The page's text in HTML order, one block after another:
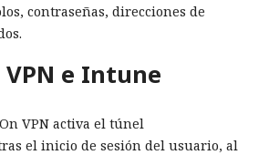
contraseñas, direcciones de
e Intune
VPN activa el túnel
el inicio de sesión del usuario, al